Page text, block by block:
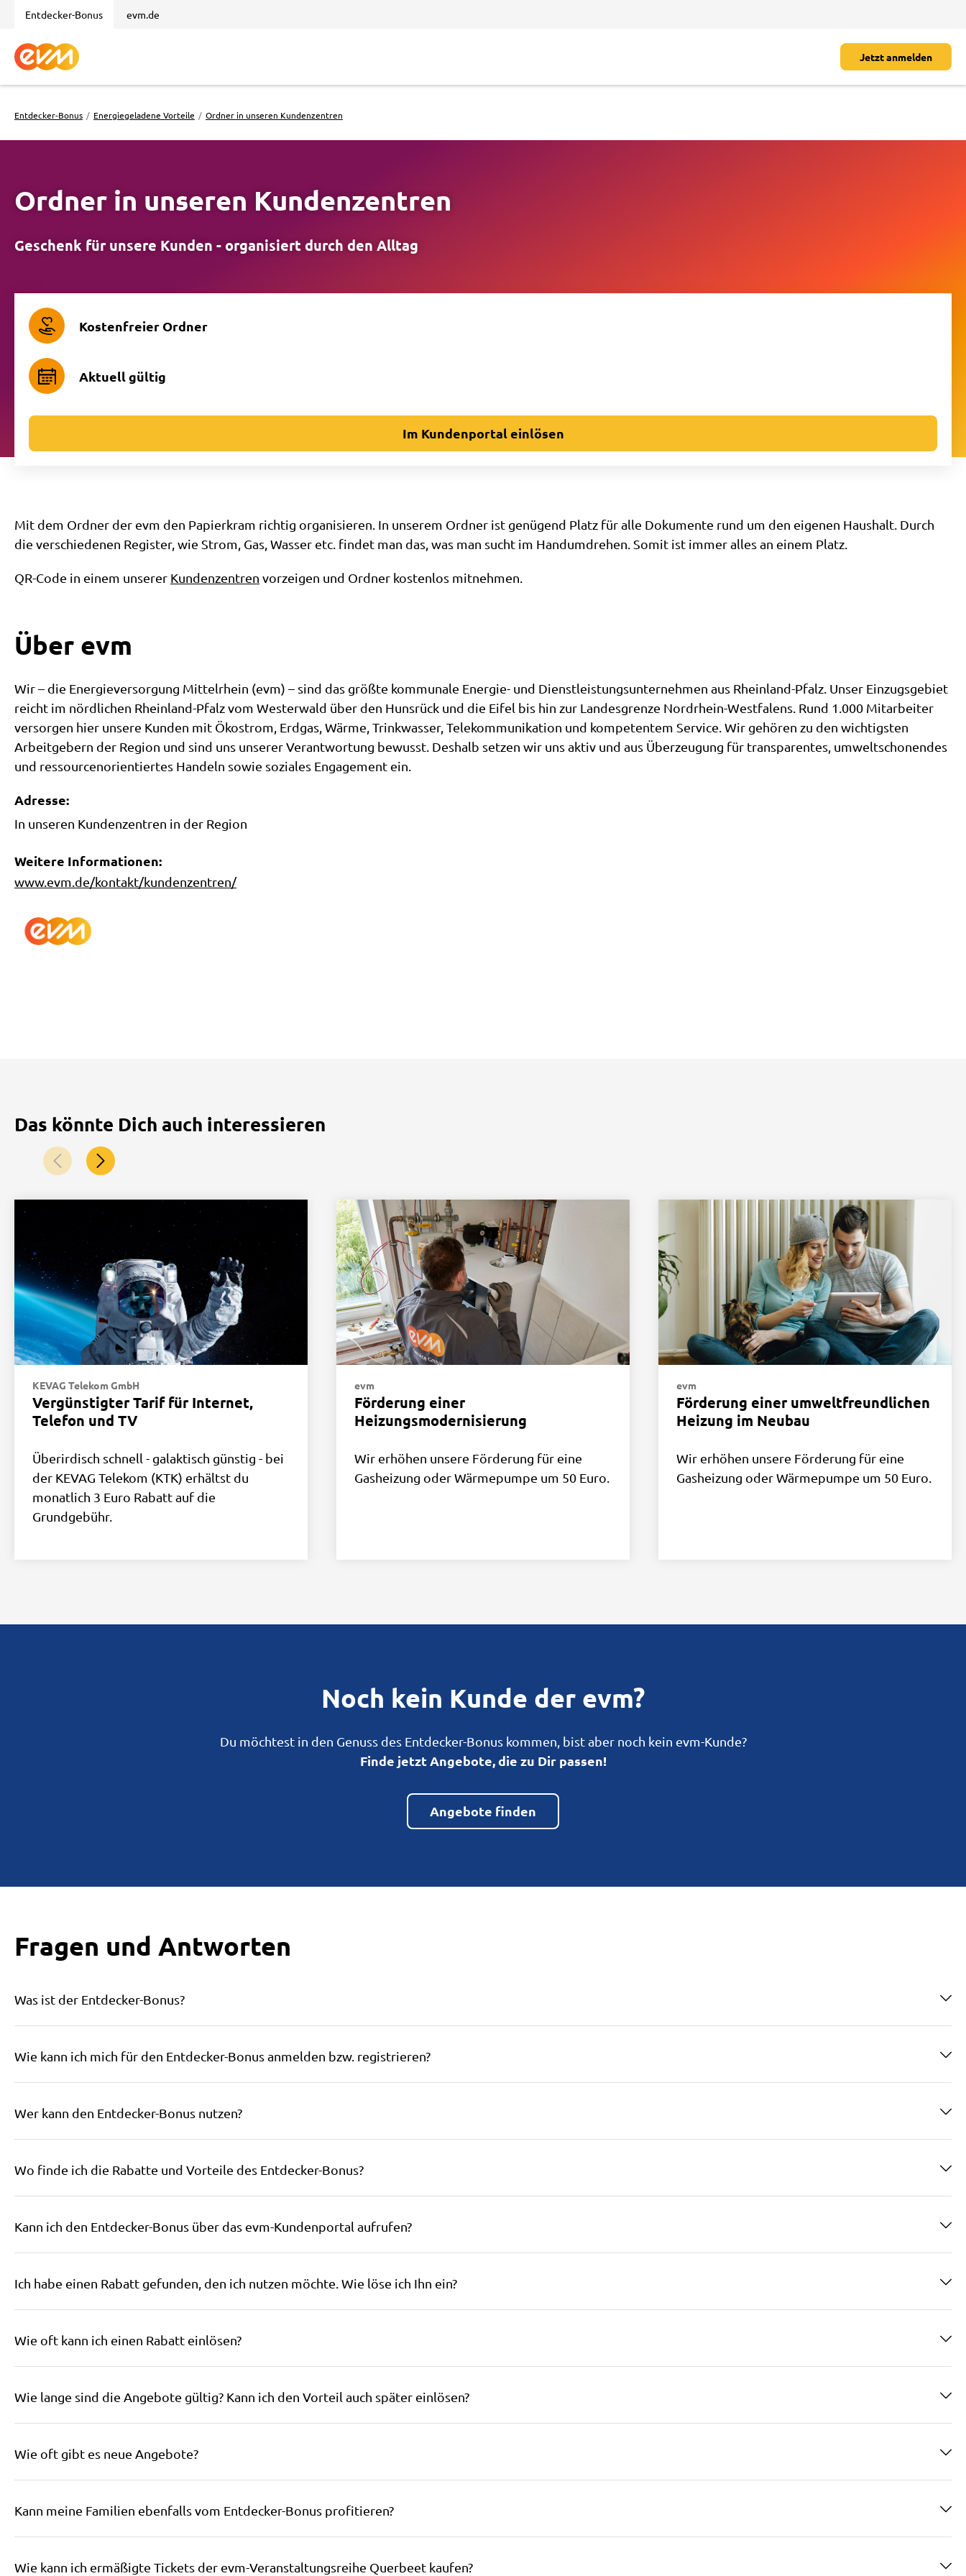
Entdecker-Bonus evm.de
Zur Startseite des evm Entdecker-Bonus Jetzt anmelden
Entdecker-Bonus Energiegeladene Vorteile Ordner in unseren Kundenzentren
Ordner in unseren Kundenzentren
Geschenk für unsere Kunden - organisiert durch den Alltag
Kostenfreier Ordner
Aktuell gültig
Im Kundenportal einlösen
Mit dem Ordner der evm den Papierkram richtig organisieren. In unserem Ordner ist genügend Platz für alle Dokumente rund um den eigenen Haushalt. Durch
die verschiedenen Register, wie Strom, Gas, Wasser etc. findet man das, was man sucht im Handumdrehen. Somit ist immer alles an einem Platz.
QR-Code in einem unserer Kundenzentren vorzeigen und Ordner kostenlos mitnehmen.
Über evm
Wir – die Energieversorgung Mittelrhein (evm) – sind das größte kommunale Energie- und Dienstleistungsunternehmen aus Rheinland-Pfalz. Unser Einzugsgebiet
reicht im nördlichen Rheinland-Pfalz vom Westerwald über den Hunsrück und die Eifel bis hin zur Landesgrenze Nordrhein-Westfalens. Rund 1.000 Mitarbeiter
versorgen hier unsere Kunden mit Ökostrom, Erdgas, Wärme, Trinkwasser, Telekommunikation und kompetentem Service. Wir gehören zu den wichtigsten
Arbeitgebern der Region und sind uns unserer Verantwortung bewusst. Deshalb setzen wir uns aktiv und aus Überzeugung für transparentes, umweltschonendes
und ressourcenorientiertes Handeln sowie soziales Engagement ein.
Adresse:
In unseren Kundenzentren in der Region
Weitere Informationen:
www.evm.de/kontakt/kundenzentren/
Das könnte Dich auch interessieren
Nach links blättern
Nach rechts blättern
Navigiere mit der Pfeil-rechts-Taste und der Pfeil-links-Taste durch die Vorteile.
KEVAG Telekom GmbH
Vergünstigter Tarif für Internet,
Telefon und TV
Überirdisch schnell - galaktisch günstig - bei
der KEVAG Telekom (KTK) erhältst du
monatlich 3 Euro Rabatt auf die
Grundgebühr.
Vorteil 2 von 8
evm
Förderung einer
Heizungsmodernisierung
Wir erhöhen unsere Förderung für eine
Gasheizung oder Wärmepumpe um 50 Euro.
Vorteil 3 von 8
evm
Förderung einer umweltfreundlichen
Heizung im Neubau
Wir erhöhen unsere Förderung für eine
Gasheizung oder Wärmepumpe um 50 Euro.
Noch kein Kunde der evm?
Du möchtest in den Genuss des Entdecker-Bonus kommen, bist aber noch kein evm-Kunde?
Finde jetzt Angebote, die zu Dir passen!
Angebote finden
Fragen und Antworten
Was ist der Entdecker-Bonus?
Wie kann ich mich für den Entdecker-Bonus anmelden bzw. registrieren?
Wer kann den Entdecker-Bonus nutzen?
Wo finde ich die Rabatte und Vorteile des Entdecker-Bonus?
Kann ich den Entdecker-Bonus über das evm-Kundenportal aufrufen?
Ich habe einen Rabatt gefunden, den ich nutzen möchte. Wie löse ich Ihn ein?
Wie oft kann ich einen Rabatt einlösen?
Wie lange sind die Angebote gültig? Kann ich den Vorteil auch später einlösen?
Wie oft gibt es neue Angebote?
Kann meine Familien ebenfalls vom Entdecker-Bonus profitieren?
Wie kann ich ermäßigte Tickets der evm-Veranstaltungsreihe Querbeet kaufen?